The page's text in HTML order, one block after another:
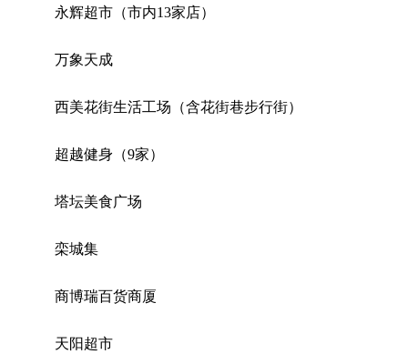
永辉超市（市内13家店）
万象天成
西美花街生活工场（含花街巷步行街）
超越健身（9家）
塔坛美食广场
栾城集
商博瑞百货商厦
天阳超市